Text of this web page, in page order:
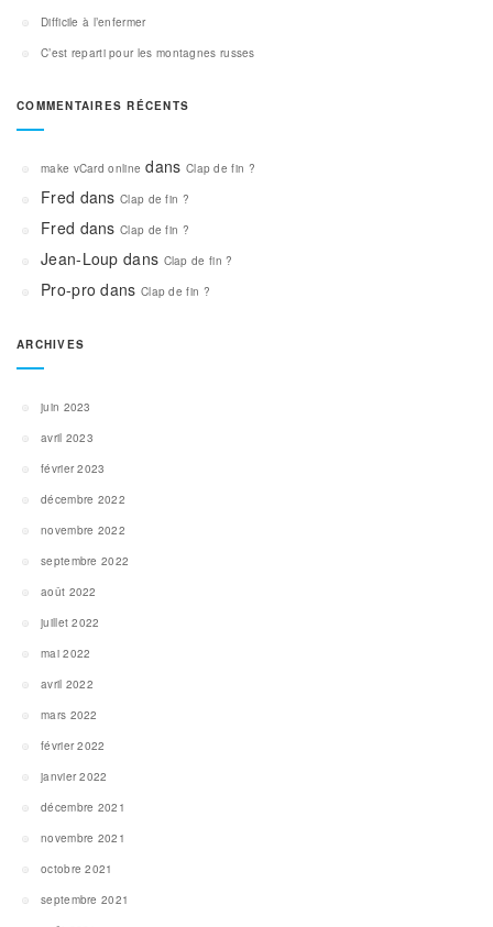
Difficile à l’enfermer
C’est reparti pour les montagnes russes
COMMENTAIRES RÉCENTS
make vCard online dans Clap de fin ?
Fred dansClap de fin ?
Fred dansClap de fin ?
Jean-Loup dans Clap de fin ?
Pro-pro dans Clap de fin ?
ARCHIVES
juin 2023
avril 2023
février 2023
décembre 2022
novembre 2022
septembre 2022
août 2022
juillet 2022
mai 2022
avril 2022
mars 2022
février 2022
janvier 2022
décembre 2021
novembre 2021
octobre 2021
septembre 2021